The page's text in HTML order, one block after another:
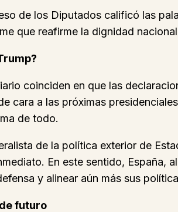
de los Diputados calificó las
que reafirme la dignidad
coinciden en que las
cara a las próximas
de todo.
de la política exterior de
En este sentido, España,
y alinear aún más sus
futuro